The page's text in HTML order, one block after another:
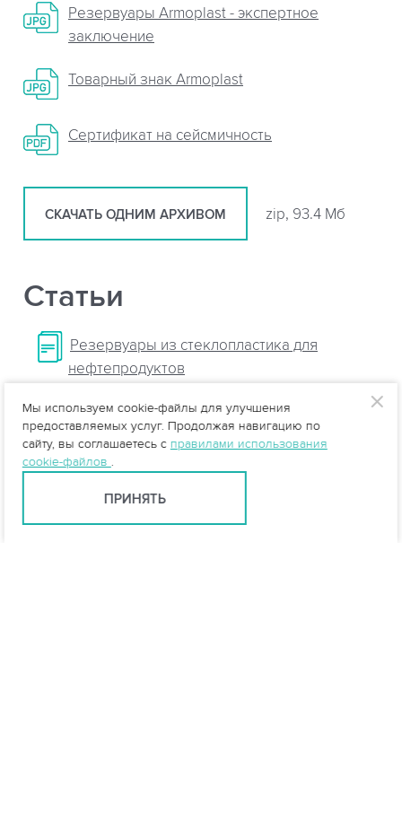
Резервуары Armoplast - экспертное
заключение
Товарный знак Armoplast
Сертификат на сейсмичность
СКАЧАТЬ ОДНИМ АРХИВОМ zip, 93.4 Мб
Статьи
Резервуары из стеклопластика для
нефтепродуктов
Очистка стоков АЗС
Производство стеклопластиковых
емкостей
Мы используем cookie-файлы для улучшения
предоставляемых услуг. Продолжая навигацию по
сайту, вы соглашаетесь с правилами использования
cookie-файлов .
ПРИНЯТЬ